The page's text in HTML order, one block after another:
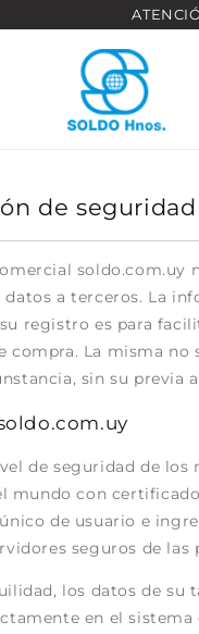
de seguridad
soldo.com.uy
datos a terceros. La
registro es para
compra. La misma no
sin su previa
de seguridad de los
mundo con
de usuario e
seguros de las
los datos de su
en el sistema